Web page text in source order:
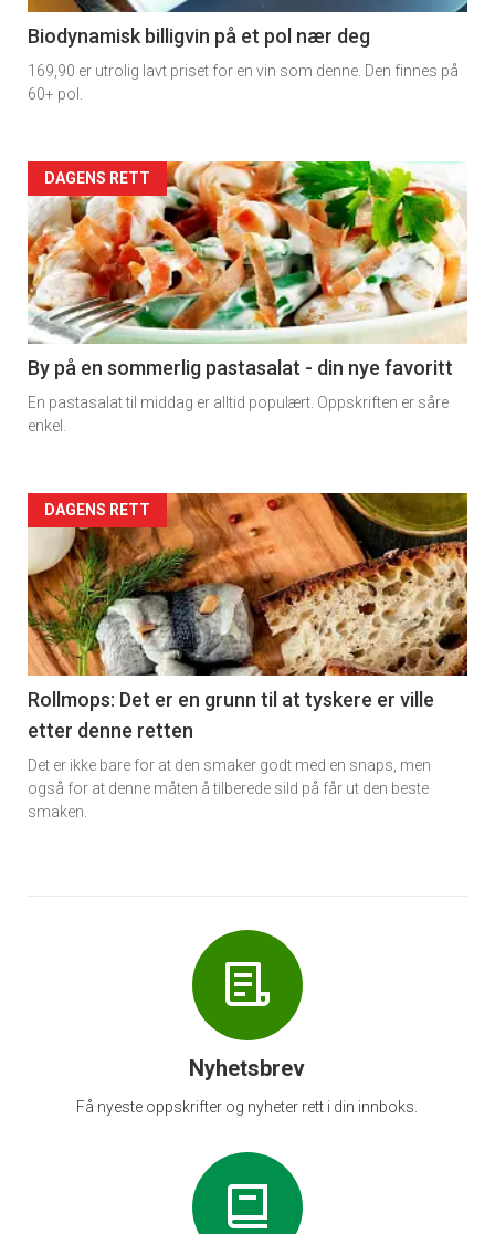
4
Biodynamisk billigvin på et pol nær deg
169,90 er utrolig lavt priset for en vin som denne. Den finnes på
60+ pol.
Forsiden
akkurat
nå
-
5
DAGENS RETT
By på en sommerlig pastasalat - din nye favoritt
En pastasalat til middag er alltid populært. Oppskriften er såre
enkel.
Forsiden
akkurat
nå
-
6
DAGENS RETT
Rollmops: Det er en grunn til at tyskere er ville
etter denne retten
Det er ikke bare for at den smaker godt med en snaps, men
også for at denne måten å tilberede sild på får ut den beste
smaken.
Nyhetsbrev
Få nyeste oppskrifter og nyheter rett i din innboks.